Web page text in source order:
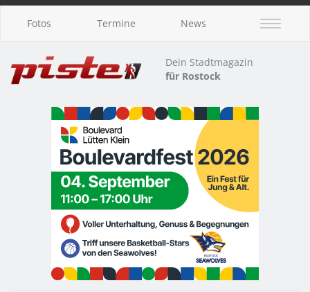
Fotos Termine News
Dein Stadtmagazin
für Rostock